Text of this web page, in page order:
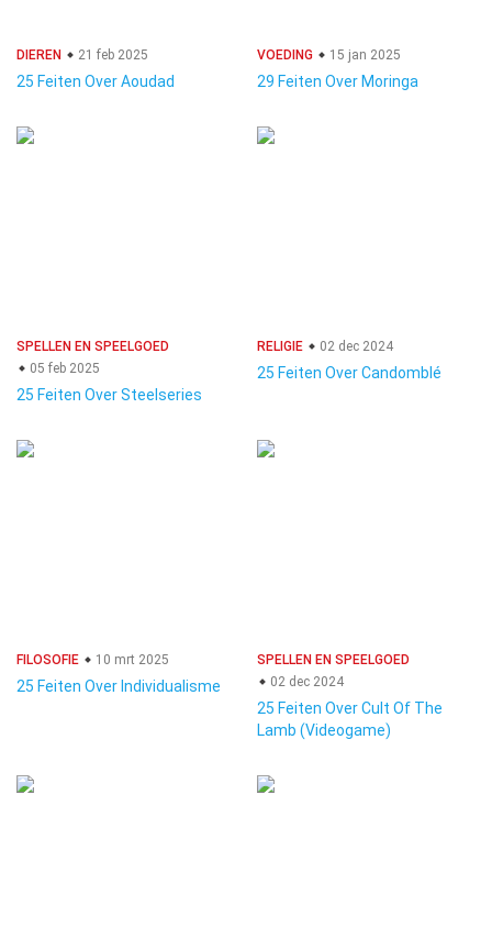
DIEREN 21 feb 2025
25 Feiten Over Aoudad
VOEDING 15 jan 2025
29 Feiten Over Moringa
SPELLEN EN SPEELGOED
05 feb 2025
25 Feiten Over Steelseries
RELIGIE 02 dec 2024
25 Feiten Over Candomblé
FILOSOFIE 10 mrt 2025
25 Feiten Over Individualisme
SPELLEN EN SPEELGOED
02 dec 2024
25 Feiten Over Cult Of The
Lamb (Videogame)